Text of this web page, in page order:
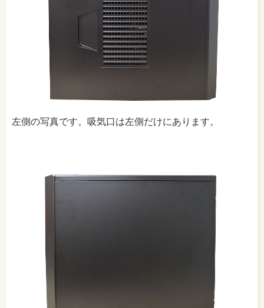
左側の写真です。吸気口は左側だけにあります。